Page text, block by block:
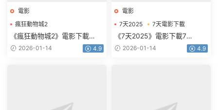
電影
瘋狂動物城2
瘋狂動物城2電影下載
《瘋狂動物城2》電影下載
1080p.HD中英雙語
2026-01-14 4.9
電影
7天2025
7天電影下載
《7天2025》電影下載7
天.2160p.HD國語中字
2026-01-14 4.9